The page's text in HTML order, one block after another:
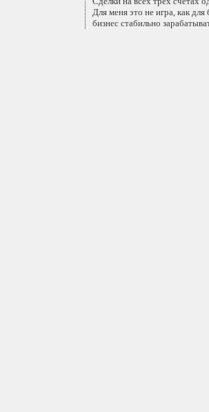
Для меня это не игра, как
бизнес стабильно